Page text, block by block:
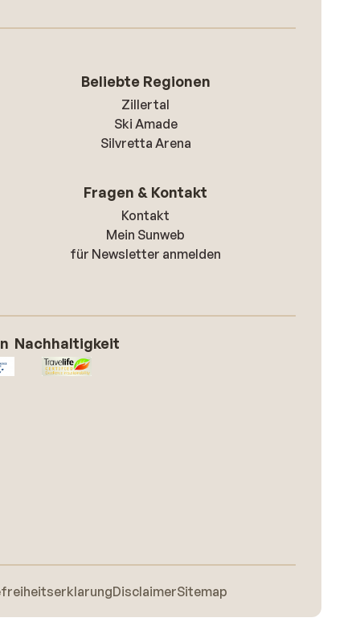
Beliebte Regionen
Zillertal
Ski Amade
Silvretta Arena
Fragen & Kontakt
Kontakt
Mein Sunweb
für Newsletter anmelden
Nachhaltigkeit
DisclaimerSitemap